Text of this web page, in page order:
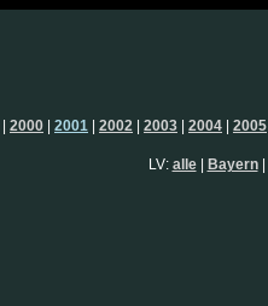
2000 2001 2002 2003 2004 2005
LV: alle| Bayern|